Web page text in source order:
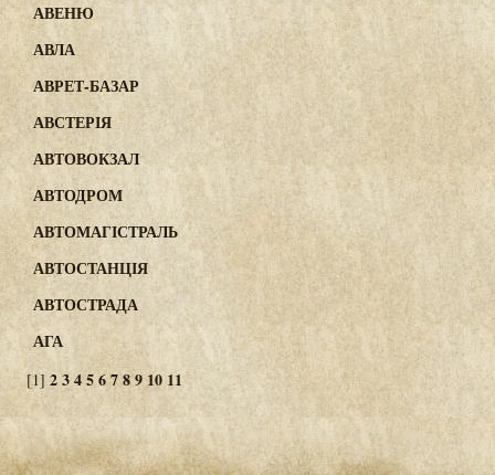
АВЕНЮ
АВЛА
АВРЕТ-БАЗАР
АВСТЕРІЯ
АВТОВОКЗАЛ
АВТОДРОМ
АВТОМАГІСТРАЛЬ
АВТОСТАНЦІЯ
АВТОСТРАДА
АГА
[1] 23456789 10 11